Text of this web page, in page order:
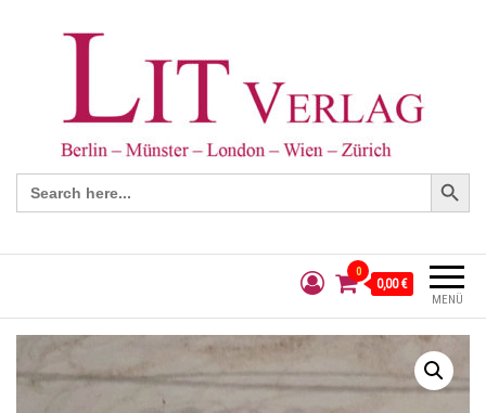
Search
for:
Search Button
MENÜ
0
0,00 €